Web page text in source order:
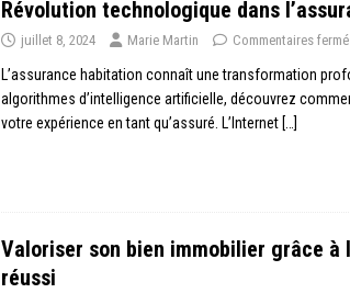
Révolution technologique dans
juillet 8, 2024 Marie Martin Commentaires
L’assurance habitation connaît une transformation
algorithmes d’intelligence artificielle, découvrez
votre expérience en tant qu’assuré. L’Internet […]
Valoriser son bien immobilier grâce à
réussi